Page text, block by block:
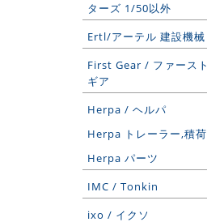
ターズ 1/50以外
Ertl/アーテル 建設機械
First Gear / ファースト
ギア
Herpa / ヘルパ
Herpa トレーラー,積荷
Herpa パーツ
IMC / Tonkin
ixo / イクソ